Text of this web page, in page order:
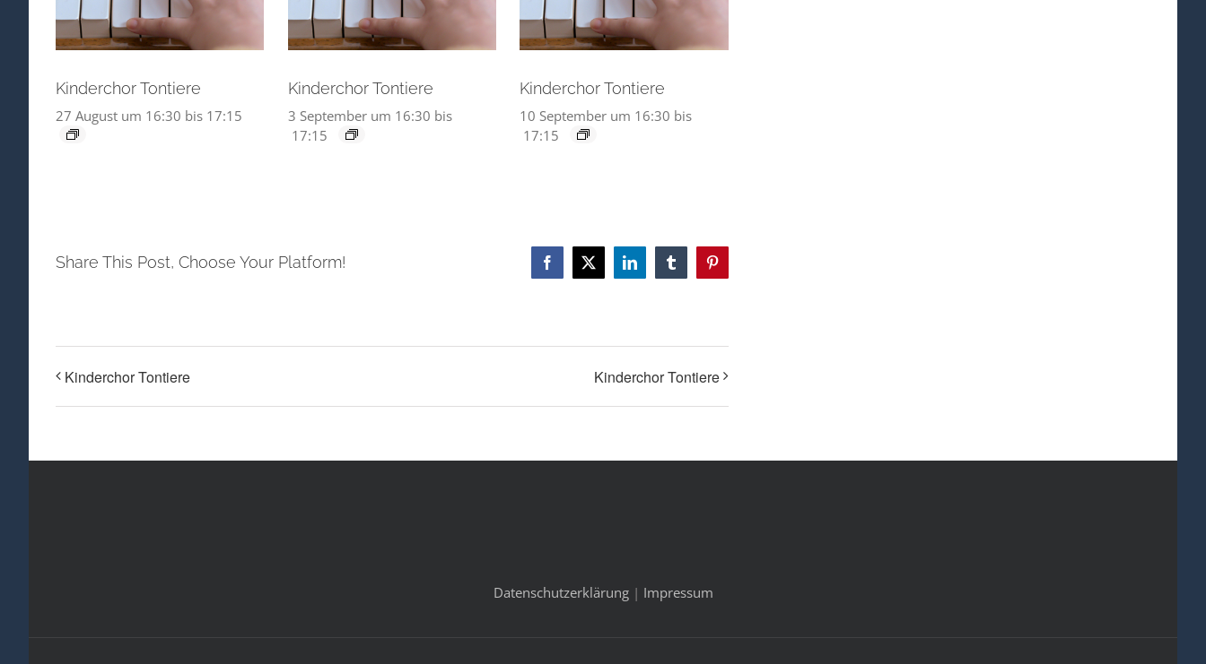
Kinderchor Tontiere
27 August um 16:30 bis 17:15
Kinderchor Tontiere
3 September um 16:30 bis
17:15
Kinderchor Tontiere
10 September um 16:30 bis
17:15
Share This Post, Choose Your Platform! Facebook
X LinkedInTumblrPinterest
Kinderchor Tontiere Kinderchor Tontiere
Datenschutzerklärung| Impressum